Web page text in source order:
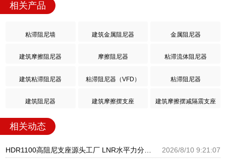
相关产品
粘滞阻尼墙 建筑金属阻尼器 金属阻尼器
建筑摩擦阻尼器 摩擦阻尼器 粘滞流体阻尼器
建筑粘滞阻尼器 粘滞阻尼器（VFD） 粘滞阻尼器
建筑阻尼器 建筑摩擦摆支座 建筑摩擦摆减隔震支座
相关动态
2026/8/10 9:21:07